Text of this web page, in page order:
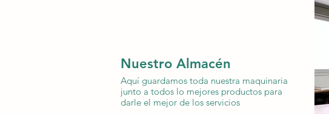
Nuestro Almacén
Aquí guardamos toda nuestra maquinaria
junto a todos lo mejores productos para
darle el mejor de los servicios